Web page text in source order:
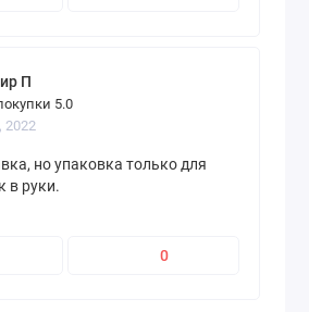
15.1 см
П
5.0
2022
но упаковка только для
в руки.
0